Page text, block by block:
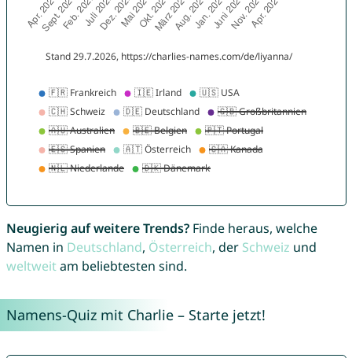
Neugierig auf weitere Trends?Finde heraus, welche
Namen in Deutschland, Österreich, der Schweiz und
weltweitam beliebtesten sind.
Namens-Quiz mit Charlie – Starte jetzt!